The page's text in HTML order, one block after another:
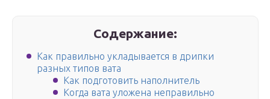
Содержание:
Как правильно укладывается в дрипки
разных типов вата
Как подготовить наполнитель
Когда вата уложена неправильно